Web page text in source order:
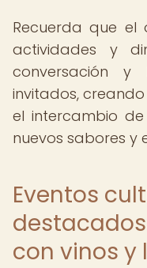
Recuerda que el
actividades y
conversación
invitados,
el intercambio
nuevos sabores y
Eventos
con vinos y